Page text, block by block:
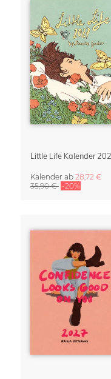
Kalender ab 28,72 €
35,90 € -20%